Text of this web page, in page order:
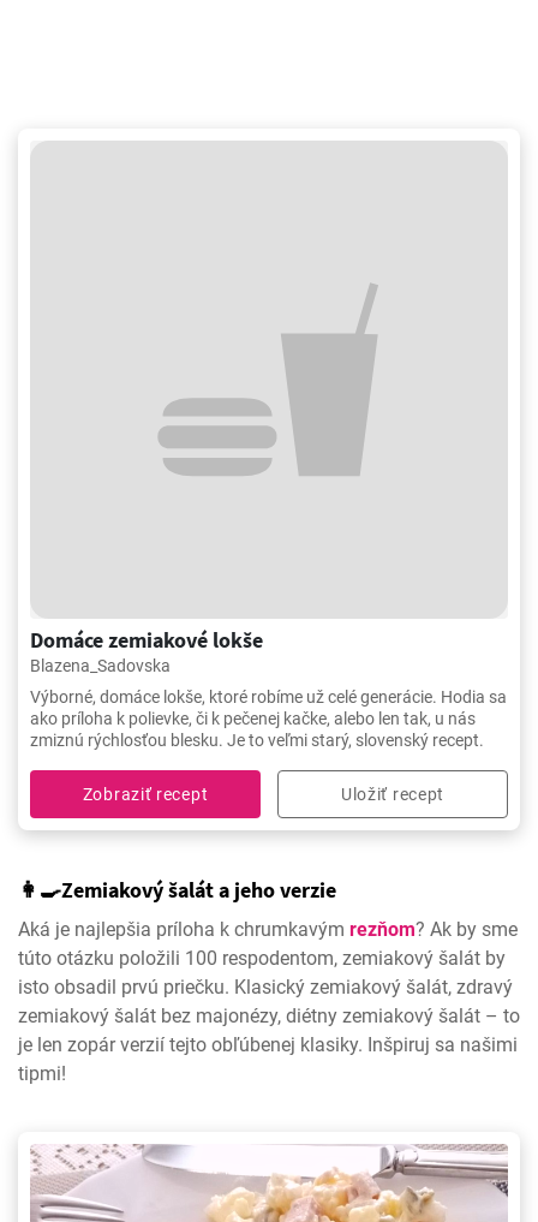
Domáce zemiakové lokše
Blazena_Sadovska
Výborné, domáce lokše, ktoré robíme už celé generácie. Hodia sa
ako príloha k polievke, či k pečenej kačke, alebo len tak, u nás
zmiznú rýchlosťou blesku. Je to veľmi starý, slovenský recept.
Zobraziť recept Uložiť recept
👩‍🍳Zemiakový šalát a jeho verzie
Aká je najlepšia príloha k chrumkavým rezňom? Ak by sme
túto otázku položili 100 respodentom, zemiakový šalát by
isto obsadil prvú priečku. Klasický zemiakový šalát, zdravý
zemiakový šalát bez majonézy, diétny zemiakový šalát – to
je len zopár verzií tejto obľúbenej klasiky. Inšpiruj sa našimi
tipmi!